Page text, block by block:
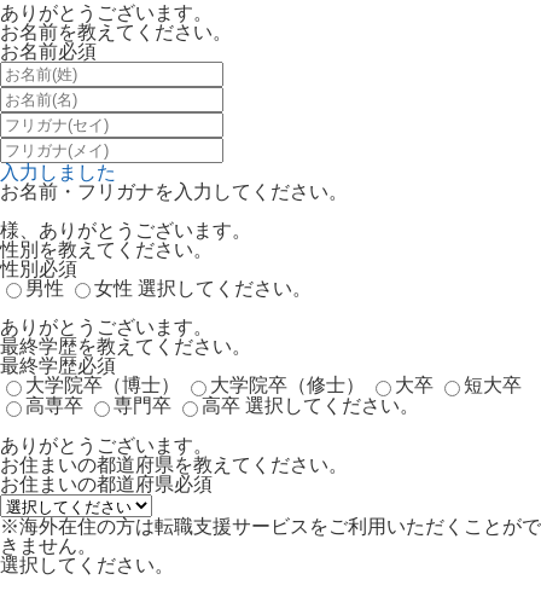
ありがとうございます。
お名前を教えてください。
お名前必須
入力しました
お名前・フリガナを入力してください。
様、ありがとうございます。
性別を教えてください。
性別 必須
男性
女性 選択してください。
ありがとうございます。
最終学歴を教えてください。
最終学歴必須
大学院卒（博士）
大学院卒（修士） 大卒
短大卒
高専卒
専門卒 高卒 選択してください。
ありがとうございます。
お住まいの都道府県を教えてください。
お住まいの都道府県必須
※海外在住の方は転職支援サービスをご利用いただくことがで
きません。
選択してください。